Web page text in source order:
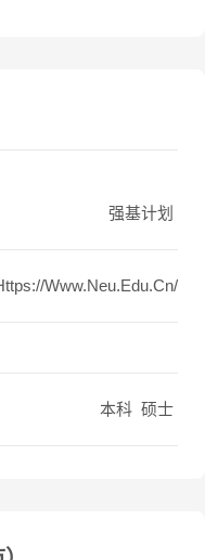
强基计划
www.neu.edu.cn/
本科 硕士